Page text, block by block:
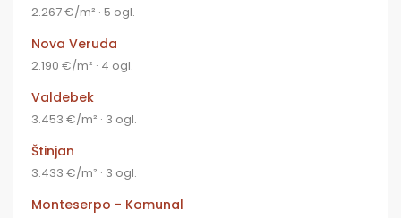
2.267 €/m² · 5 ogl.
Nova Veruda
2.190 €/m² · 4 ogl.
Valdebek
3.453 €/m² · 3 ogl.
Štinjan
3.433 €/m² · 3 ogl.
Monteserpo - Komunal